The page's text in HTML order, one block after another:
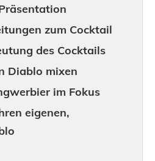
zum Cocktail
des Cocktails
Diablo mixen
im Fokus
eigenen,